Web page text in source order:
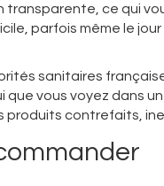
transparente, ce qui
parfois même le
sanitaires
que vous voyez dans
contrefaits,